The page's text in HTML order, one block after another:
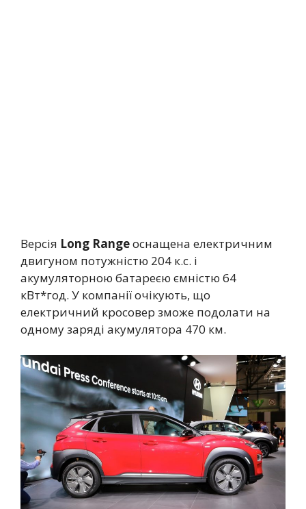
Версія Long Rangeоснащена електричним
двигуном потужністю 204 к.с. і
акумуляторною батареєю ємністю 64
кВт*год. У компанії очікують, що
електричний кросовер зможе подолати на
одному заряді акумулятора 470 км.